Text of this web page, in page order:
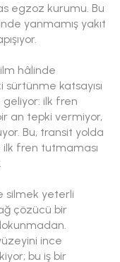
egzoz kurumu. Bu
yanmamış yakıt
hâlinde
katsayısı
geliyor: ilk fren
an tepki vermiyor,
Bu, transit yolda
fren tutmaması
silmek yeterli
çözücü bir
ince
bu iş bir